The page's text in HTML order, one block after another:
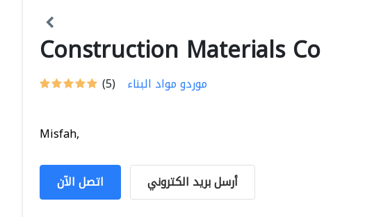
Construction Materials Co
(5) موردو مواد البناء
Misfah,
اتصل الآن أرسل بريد الكتروني